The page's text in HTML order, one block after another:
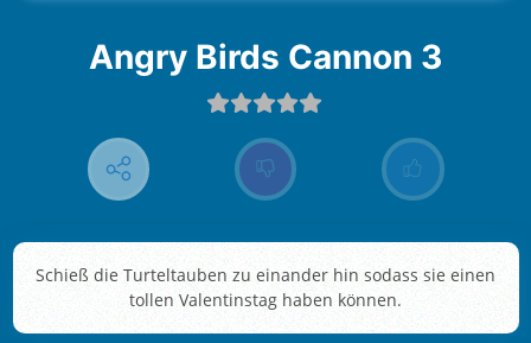
Angry Birds Cannon 3
Schieß die Turteltauben zu einander hin sodass sie einen
tollen Valentinstag haben können.